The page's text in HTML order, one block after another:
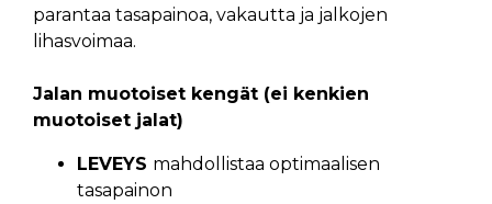
parantaa tasapainoa, vakautta ja jalkojen
lihasvoimaa.
Jalan muotoiset kengät (ei kenkien
muotoiset jalat)
LEVEYS mahdollistaa optimaalisen
tasapainon